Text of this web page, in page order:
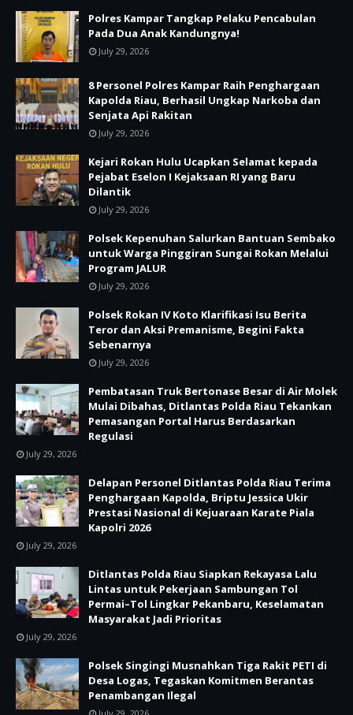
Polres Kampar Tangkap Pelaku Pencabulan
Pada Dua Anak Kandungnya!
July 29, 2026
8 Personel Polres Kampar Raih Penghargaan
Kapolda Riau, Berhasil Ungkap Narkoba dan
Senjata Api Rakitan
July 29, 2026
Kejari Rokan Hulu Ucapkan Selamat kepada
Pejabat Eselon I Kejaksaan RI yang Baru
Dilantik
July 29, 2026
Polsek Kepenuhan Salurkan Bantuan Sembako
untuk Warga Pinggiran Sungai Rokan Melalui
Program JALUR
July 29, 2026
Polsek Rokan IV Koto Klarifikasi Isu Berita
Teror dan Aksi Premanisme, Begini Fakta
Sebenarnya
July 29, 2026
Pembatasan Truk Bertonase Besar di Air Molek
Mulai Dibahas, Ditlantas Polda Riau Tekankan
Pemasangan Portal Harus Berdasarkan
Regulasi
July 29, 2026
Delapan Personel Ditlantas Polda Riau Terima
Penghargaan Kapolda, Briptu Jessica Ukir
Prestasi Nasional di Kejuaraan Karate Piala
Kapolri 2026
July 29, 2026
Ditlantas Polda Riau Siapkan Rekayasa Lalu
Lintas untuk Pekerjaan Sambungan Tol
Permai–Tol Lingkar Pekanbaru, Keselamatan
Masyarakat Jadi Prioritas
July 29, 2026
Polsek Singingi Musnahkan Tiga Rakit PETI di
Desa Logas, Tegaskan Komitmen Berantas
Penambangan Ilegal